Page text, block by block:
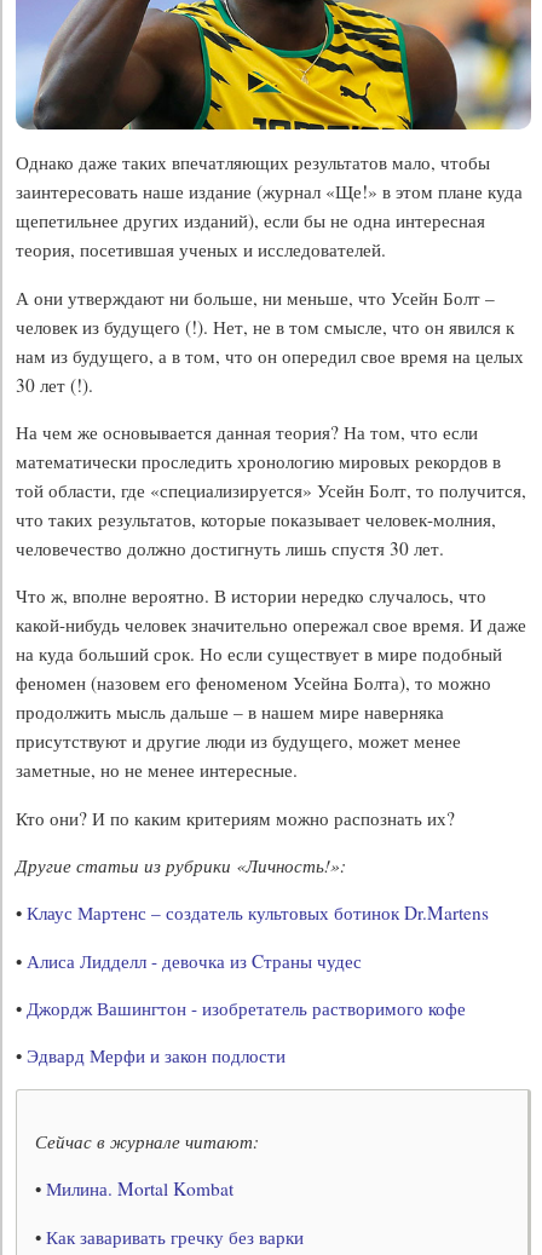
Однако даже таких впечатляющих результатов мало, чтобы
заинтересовать наше издание (журнал «Ще!» в этом плане куда
щепетильнее других изданий), если бы не одна интересная
теория, посетившая ученых и исследователей.
А они утверждают ни больше, ни меньше, что Усейн Болт –
человек из будущего (!). Нет, не в том смысле, что он явился к
нам из будущего, а в том, что он опередил свое время на целых
30 лет (!).
На чем же основывается данная теория? На том, что если
математически проследить хронологию мировых рекордов в
той области, где «специализируется» Усейн Болт, то получится,
что таких результатов, которые показывает человек-молния,
человечество должно достигнуть лишь спустя 30 лет.
Что ж, вполне вероятно. В истории нередко случалось, что
какой-нибудь человек значительно опережал свое время. И даже
на куда больший срок. Но если существует в мире подобный
феномен (назовем его феноменом Усейна Болта), то можно
продолжить мысль дальше – в нашем мире наверняка
присутствуют и другие люди из будущего, может менее
заметные, но не менее интересные.
Кто они? И по каким критериям можно распознать их?
Другие статьи из рубрики «Личность!»:
•Клаус Мартенс – создатель культовых ботинок Dr.Martens
• Алиса Лидделл - девочка из Cтраны чудес
•Джордж Вашингтон - изобретатель растворимого кофе
•Эдвард Мерфи и закон подлости
Сейчас в журнале читают:
•Милина. Mortal Kombat
•Как заваривать гречку без варки